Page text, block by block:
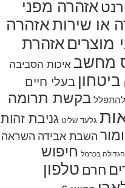
אזהרה מפני
או שירותאזהרה
מוצרים אזהרת
מחשב איכות הסביבה
ביטחון בעלי חיים
בקשת תרומה
גלעד שליט גניבת זהות
השבת אבידה השראה
בכרמל חיפוש
חרם טלפון